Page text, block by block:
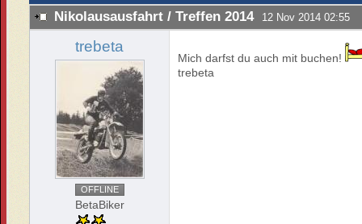
Nikolausausfahrt / Treffen 2014 12 Nov 2014 02:55
trebeta
OFFLINE
BetaBiker
Mich darfst du auch mit buchen!
trebeta